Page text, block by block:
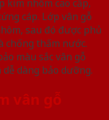
kim nhôm cao cấp,
cáp. Lớp vân gỗ
sau đó được phủ
chống thấm nước.
màu sắc vân gỗ
dàng bảo dưỡng.
vân gỗ